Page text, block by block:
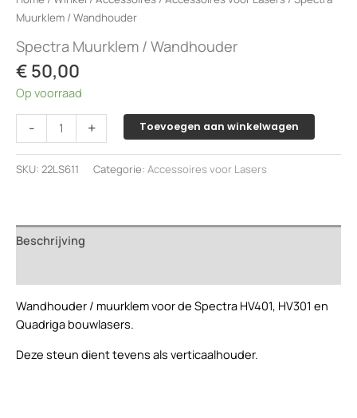
Muurklem / Wandhouder
Spectra Muurklem / Wandhouder
€ 50,00
Op voorraad
-
Muurklem
/
Wandhouder
+ Toevoegen aan winkelwagen
SKU: 22LS611 Categorie: Accessoires voor Lasers
Beschrijving
Wandhouder / muurklem voor de Spectra HV401, HV301 en
Quadriga bouwlasers.
Deze steun dient tevens als verticaalhouder.